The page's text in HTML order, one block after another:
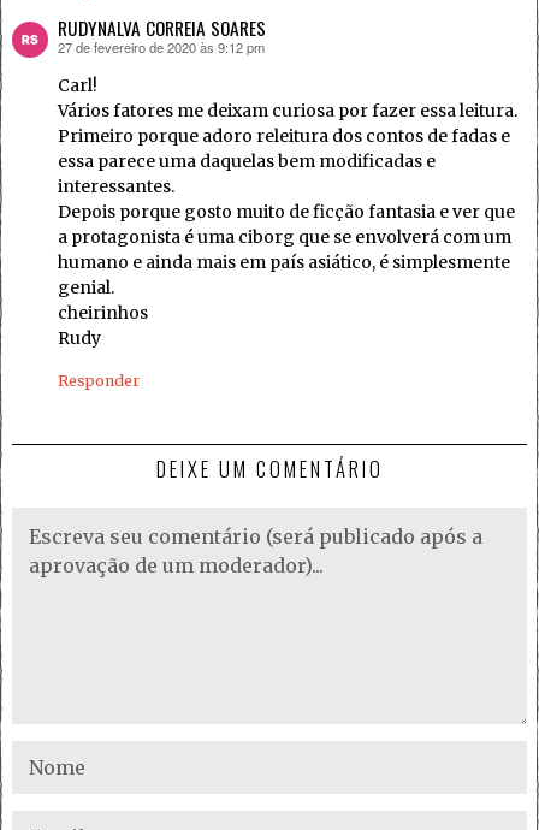
RUDYNALVA CORREIA SOARES
disse:
27 de fevereiro de 2020 às 9:12 pm
Carl!
Vários fatores me deixam curiosa por fazer essa leitura.
Primeiro porque adoro releitura dos contos de fadas e
essa parece uma daquelas bem modificadas e
interessantes.
Depois porque gosto muito de ficção fantasia e ver que
a protagonista é uma ciborg que se envolverá com um
humano e ainda mais em país asiático, é simplesmente
genial.
cheirinhos
Rudy
Responder
DEIXE UM COMENTÁRIO